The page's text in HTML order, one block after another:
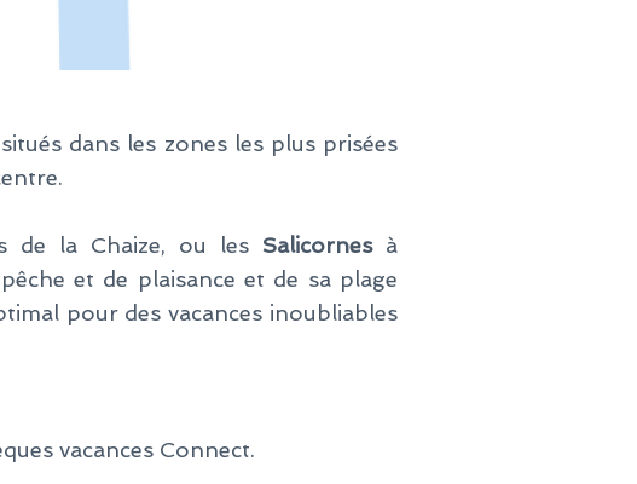
dans les zones les plus prisées
de la Chaize, ou les Salicornesà
et de plaisance et de sa plage
pour des vacances inoubliables
vacances Connect.